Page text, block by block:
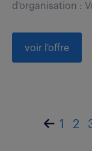
d'organisation :
voir l'offre
1 2